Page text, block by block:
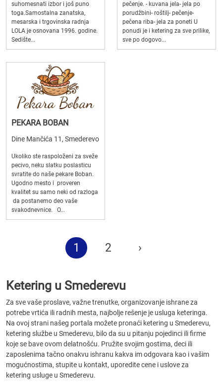
suhomesnati izbor i još puno
toga.Samostalna zanatska,
mesarska i trgovinska radnja
LOLA je osnovana 1996. godine.
Sedište...
pečenje. - kuvana jela- jela po
porudžbini- roštilj- pečenje-
pečena riba- jela za poneti U
ponudi je i ketering za sve prilike,
sve po dogovo...
PEKARA BOBAN
Dine Mančića 11, Smederevo
Ukoliko ste raspoloženi za sveže
pecivo, neku slatku poslasticu
svratite do naše pekare Boban.
Ugodno mesto i proveren
kvalitet su samo neki od razloga
da postanemo deo vaše
svakodnevnice. O...
1 2 ›
Ketering u Smederevu
Za sve vaše proslave, važne trenutke, organizovanje ishrane za
potrebe vrtića ili radnih mesta, najbolje rešenje je usluga keteringa.
Na ovoj strani našeg portala možete pronaći ketering u Smederevu,
ketering službe u Smederevu, bilo da su u pitanju pojedinci ili firme
koje se bave ovom delatnošću. Pružite svojim gostima, deci ili
zaposlenima tačno onakvu ishranu kakva im odgovara kao i vašim
mogućnostima, stupite u kontakt, uporedite cene i uslove za
ketering usluge u Smederevu.